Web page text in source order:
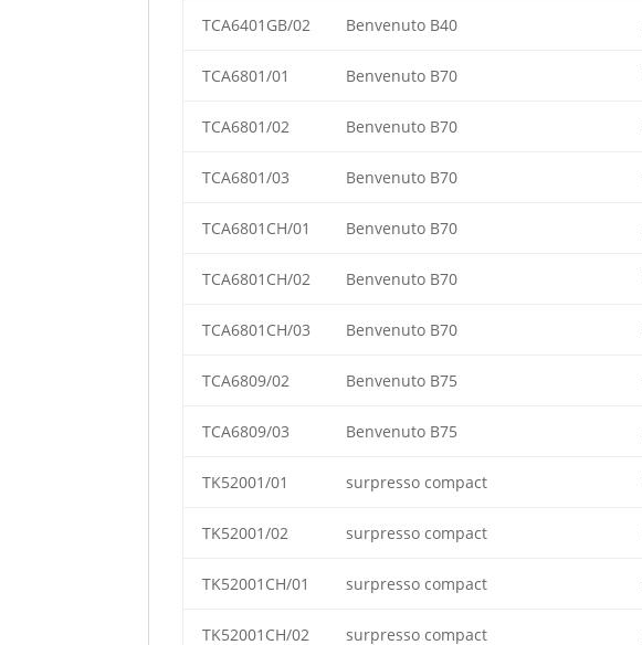
TCA6401GB/02 Benvenuto B40
TCA6801/01 Benvenuto B70
TCA6801/02 Benvenuto B70
TCA6801/03 Benvenuto B70
TCA6801CH/01 Benvenuto B70
TCA6801CH/02 Benvenuto B70
TCA6801CH/03 Benvenuto B70
TCA6809/02 Benvenuto B75
TCA6809/03 Benvenuto B75
TK52001/01 surpresso compact
TK52001/02 surpresso compact
TK52001CH/01 surpresso compact
TK52001CH/02 surpresso compact